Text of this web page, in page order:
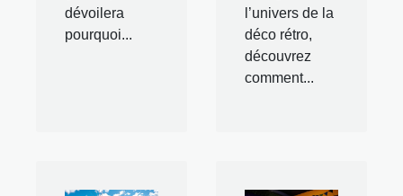
dévoilera
pourquoi...
l’univers de la
déco rétro,
découvrez
comment...